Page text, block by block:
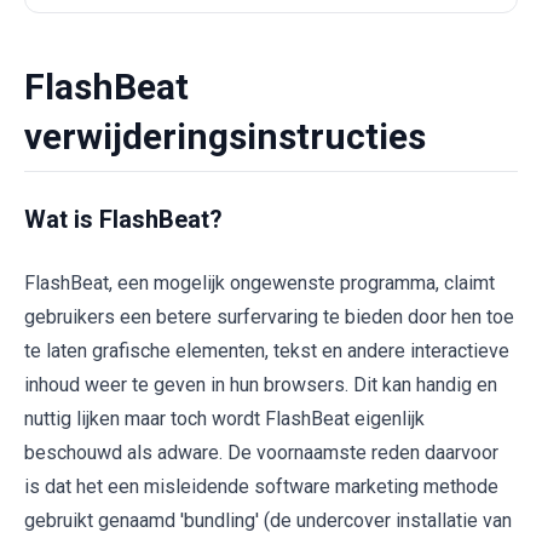
FlashBeat
verwijderingsinstructies
Wat is FlashBeat?
FlashBeat, een mogelijk ongewenste programma, claimt
gebruikers een betere surfervaring te bieden door hen toe
te laten grafische elementen, tekst en andere interactieve
inhoud weer te geven in hun browsers. Dit kan handig en
nuttig lijken maar toch wordt FlashBeat eigenlijk
beschouwd als adware. De voornaamste reden daarvoor
is dat het een misleidende software marketing methode
gebruikt genaamd 'bundling' (de undercover installatie van